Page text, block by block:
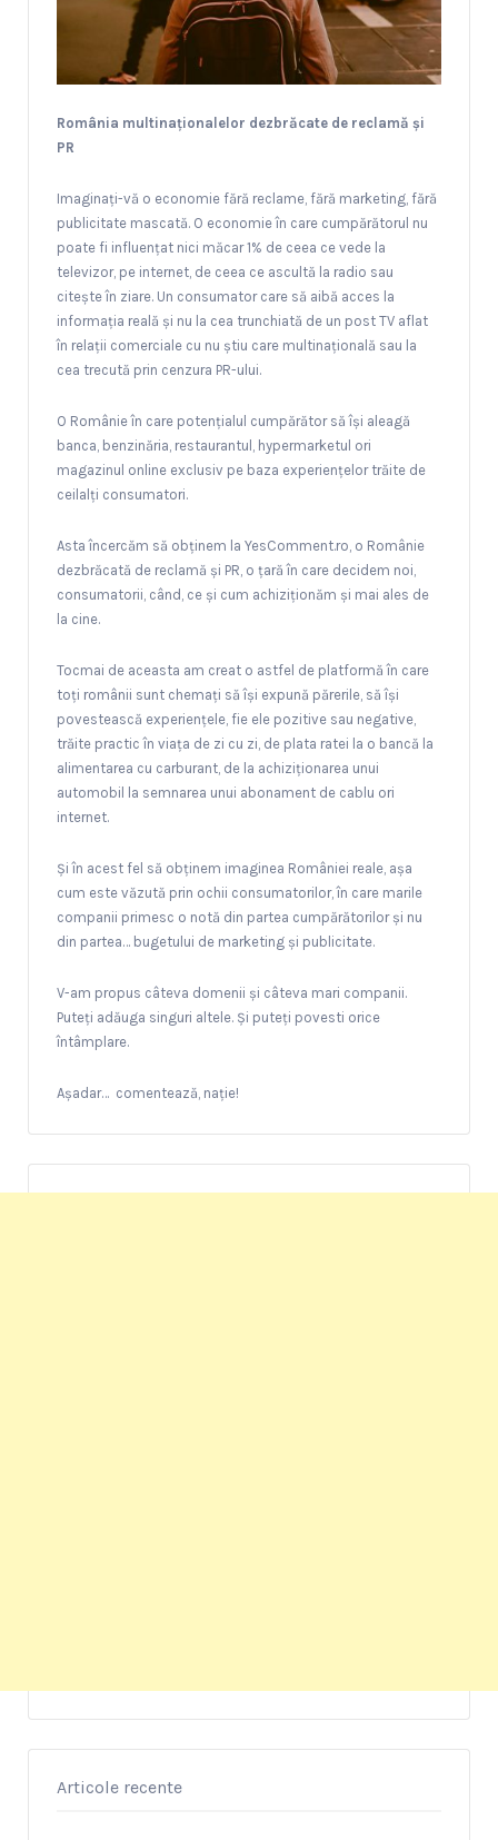
România multinaționalelor dezbrăcate de reclamă și
PR
Imaginați-vă o economie fără reclame, fără marketing, fără
publicitate mascată. O economie în care cumpărătorul nu
poate fi influențat nici măcar 1% de ceea ce vede la
televizor, pe internet, de ceea ce ascultă la radio sau
citește în ziare. Un consumator care să aibă acces la
informația reală și nu la cea trunchiată de un post TV aflat
în relații comerciale cu nu știu care multinațională sau la
cea trecută prin cenzura PR-ului.
O Românie în care potențialul cumpărător să își aleagă
banca, benzinăria, restaurantul, hypermarketul ori
magazinul online exclusiv pe baza experiențelor trăite de
ceilalți consumatori.
Asta încercăm să obținem la YesComment.ro, o Românie
dezbrăcată de reclamă și PR, o țară în care decidem noi,
consumatorii, când, ce și cum achiziționăm și mai ales de
la cine.
Tocmai de aceasta am creat o astfel de platformă în care
toți românii sunt chemați să își expună părerile, să își
povestească experiențele, fie ele pozitive sau negative,
trăite practic în viața de zi cu zi, de plata ratei la o bancă la
alimentarea cu carburant, de la achiziționarea unui
automobil la semnarea unui abonament de cablu ori
internet.
Și în acest fel să obținem imaginea României reale, așa
cum este văzută prin ochii consumatorilor, în care marile
companii primesc o notă din partea cumpărătorilor și nu
din partea… bugetului de marketing și publicitate.
V-am propus câteva domenii și câteva mari companii.
Puteți adăuga singuri altele. Și puteți povesti orice
întâmplare.
Așadar… comentează, nație!
Articole recente